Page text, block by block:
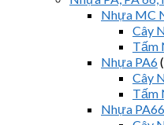
Nhựa MC
Cây
Tấm
Nhựa PA6
Cây
Tấm
Nhựa PA66